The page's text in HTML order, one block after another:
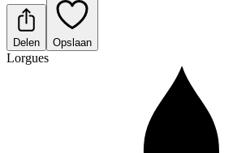
Delen Opslaan
Lorgues